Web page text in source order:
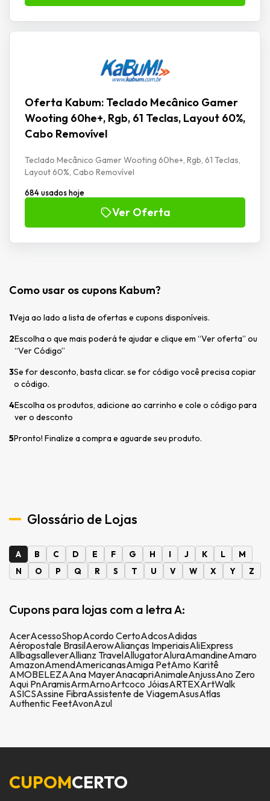
Oferta Kabum: Teclado Mecânico Gamer
Wooting 60he+, Rgb, 61 Teclas, Layout 60%,
Cabo Removível
Teclado Mecânico Gamer Wooting 60he+, Rgb, 61 Teclas,
Layout 60%, Cabo Removível
684 usados hoje
Ver Oferta
Como usar os cupons Kabum?
1Veja ao lado a lista de ofertas e cupons disponíveis.
2Escolha o que mais poderá te ajudar e clique em “Ver oferta” ou
“Ver Código”
3Se for desconto, basta clicar. se for código você precisa copiar
o código.
4Escolha os produtos, adicione ao carrinho e cole o código para
ver o desconto
5Pronto! Finalize a compra e aguarde seu produto.
Glossário de Lojas
A B C D E F G H I J K L
M
N
O P Q R S T U V W X Y Z
Cupons para lojas com a letra A:
AcerAcessoShopAcordo CertoAdcosAdidas
Aéropostale BrasilAerowAlianças ImperiaisAliExpress
AllbagsalleverAllianz TravelAllugatorAluraAmandineAmaro
AmazonAmendAmericanasAmiga PetAmo Karitê
AMOBELEZAAna MayerAnacapriAnimaleAnjussAno Zero
Aqui PnAramisArmArnoArtcoco JóiasARTEXArtWalk
ASICSAssine FibraAssistente de ViagemAsusAtlas
Authentic FeetAvonAzul
CUPOMCERTO